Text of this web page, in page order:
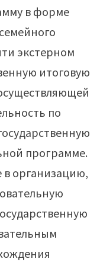
в форме
экстерном
итоговую
по
программе.
в организацию,